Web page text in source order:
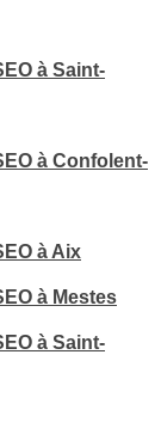
à Saint-
à Confolent-
à Aix
à Mestes
à Saint-